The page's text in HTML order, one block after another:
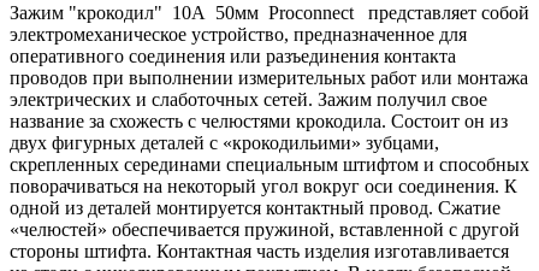
Зажим "крокодил" 10А 50мм Proconnect представляет собой
электромеханическое устройство, предназначенное для
оперативного соединения или разъединения контакта
проводов при выполнении измерительных работ или монтажа
электрических и слаботочных сетей. Зажим получил свое
название за схожесть с челюстями крокодила. Состоит он из
двух фигурных деталей с «крокодильими» зубцами,
скрепленных серединами специальным штифтом и способных
поворачиваться на некоторый угол вокруг оси соединения. К
одной из деталей монтируется контактный провод. Сжатие
«челюстей» обеспечивается пружиной, вставленной с другой
стороны штифта. Контактная часть изделия изготавливается